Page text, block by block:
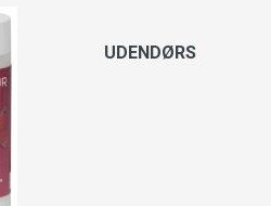
UDENDØRS